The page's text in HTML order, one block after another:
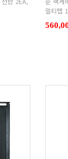
멀티탭